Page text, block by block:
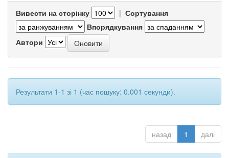
Вивести на сторінку | Сортування
Впорядкування
Автори
Результати 1-1 зі 1 (час пошуку: 0.001 секунди).
назад 1 далі